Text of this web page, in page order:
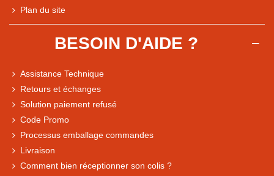
Comparaison des performances du magasin
Plan du site
BESOIN D'AIDE ?
Assistance Technique
Retours et échanges
Solution paiement refusé
Code Promo
Processus emballage commandes
Livraison
Comment bien réceptionner son colis ?